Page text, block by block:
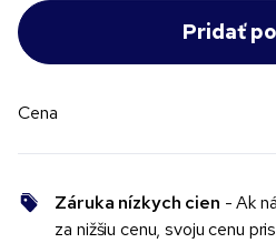
Cena
Záruka nízkych cien - Ak
za nižšiu cenu, svoju cenu